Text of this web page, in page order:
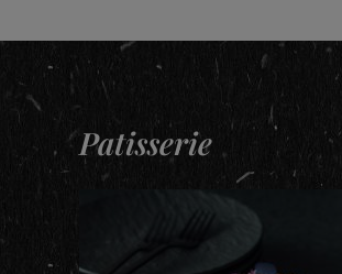
Patisserie